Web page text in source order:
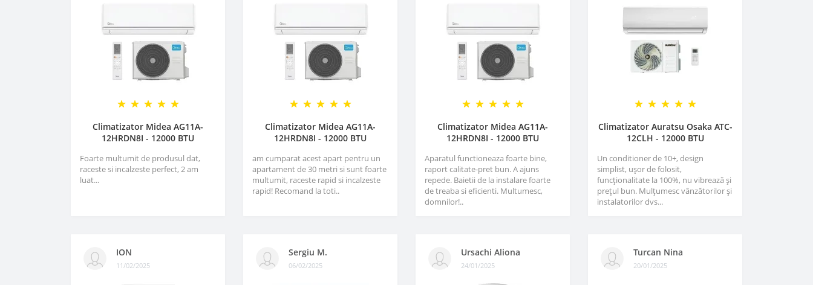
Climatizator Midea AG11A-
12HRDN8I - 12000 BTU
Foarte multumit de produsul dat,
raceste si incalzeste perfect, 2 am
luat...
Climatizator Midea AG11A-
12HRDN8I - 12000 BTU
am cumparat acest apart pentru un
apartament de 30 metri si sunt foarte
multumit, raceste rapid si incalzeste
rapid! Recomand la toti..
Climatizator Midea AG11A-
12HRDN8I - 12000 BTU
Aparatul functioneaza foarte bine,
raport calitate-pret bun. A ajuns
repede. Baietii de la instalare foarte
de treaba si eficienti. Multumesc,
domnilor!..
Climatizator Auratsu Osaka ATC-
12CLH - 12000 BTU
Un conditioner de 10+, design
simplist, ușor de folosit,
funcționalitate la 100%, nu vibrează și
prețul bun. Mulțumesc vânzătorilor și
instalatorilor dvs...
ION
11/02/2025
Sergiu M.
06/02/2025
Ursachi Aliona
24/01/2025
Turcan Nina
20/01/2025